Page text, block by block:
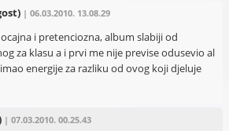
| 06.03.2010. 13.08.29
i pretenciozna, album slabiji od
za klasu a i prvi me nije previse odusevio al
energije za razliku od ovog koji djeluje
| 07.03.2010. 00.25.43